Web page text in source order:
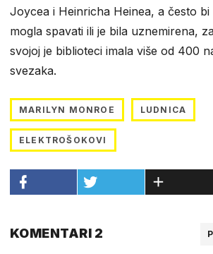
Joycea i Heinricha Heinea, a često bi
mogla spavati ili je bila uznemirena,
svojoj je biblioteci imala više od 400
svezaka.
MARILYN MONROE LUDNICA
ELEKTROŠOKOVI
KOMENTARI 2